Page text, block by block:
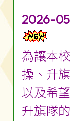
2026-
為讓本
操、升
以及希
升旗隊